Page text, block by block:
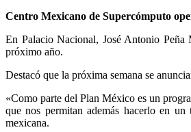
Centro Mexicano de Supercómputo
En Palacio Nacional, José Antonio
próximo año.
Destacó que la próxima semana se
«Como parte del Plan México es un
que nos permitan además hacerlo en
mexicana.